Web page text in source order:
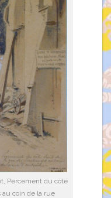
Percement du côté
coin de la rue